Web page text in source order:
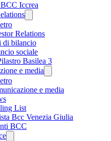
Iccrea
Relations
di bilancio
sociale
Basilea 3
e media
e media
List
Bcc Venezia Giulia
BCC